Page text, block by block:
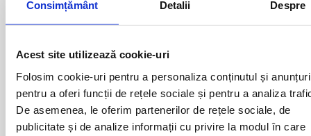
Consimțământ Detalii Despre
Acest site utilizează cookie-uri
Folosim cookie-uri pentru a personaliza conținutul și
pentru a oferi funcții de rețele sociale și pentru a analiza
De asemenea, le oferim partenerilor de rețele sociale, de
publicitate și de analize informații cu privire la modul în care
BELGIA catre urmatoarele
destinatii
ANTWERPEN BRUXELLES